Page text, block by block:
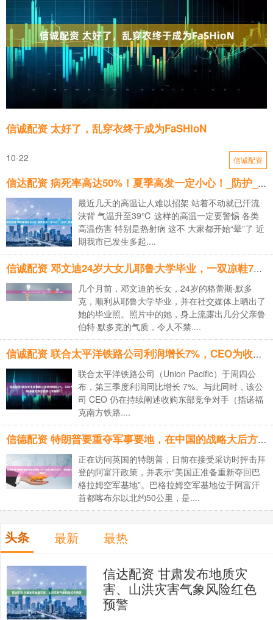
信诚配资 太好了，乱穿衣终于成为FaSHioN
10-22 信诚配资
信达配资 病死率高达50%！夏季高发一定小心！_防护_高温_工作
最近几天的高温让人难以招架 站着不动就已汗流
浃背 气温升至39℃ 这样的高温一定要警惕 各类
高温伤害 特别是热射病 这不 大家都开始“晕”了 近
期我市已发生多起....
信诚配资 邓文迪24岁大女儿耶鲁大学毕业，一双凉鞋7800，长得像默多克翻版
几个月前，邓文迪的长女，24岁的格蕾斯·默多
克，顺利从耶鲁大学毕业，并在社交媒体上晒出了
她的毕业照。照片中的她，身上流露出几分父亲鲁
伯特·默多克的气质，令人不禁....
信诚配资 联合太平洋铁路公司利润增长7%，CEO为收购诺福克南方铁路公司辩护
联合太平洋铁路公司（Union Pacific）于周四公
布，第三季度利润同比增长 7%。与此同时，该公
司 CEO 仍在持续阐述收购东部竞争对手（指诺福
克南方铁路....
信德配资 特朗普要重夺军事要地，在中国的战略大后方，部署超过1万名美军？
正在访问英国的特朗普，日前在接受采访时抨击拜
登的阿富汗政策，并表示“美国正准备重新夺回巴
格拉姆空军基地”。巴格拉姆空军基地位于阿富汗
首都喀布尔以北约50公里，是....
头条 最新 最热
信达配资 甘肃发布地质灾
害、山洪灾害气象风险红色
预警